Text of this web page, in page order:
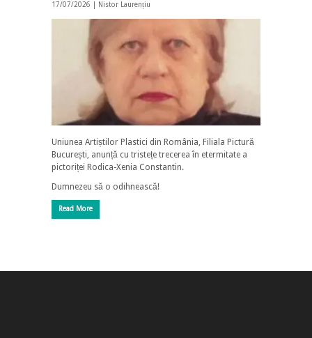
17/07/2026 | Nistor Laurențiu
Uniunea Artiștilor Plastici din România, Filiala Pictură
București, anunță cu tristețe trecerea în etermitate a
pictoriței Rodica-Xenia Constantin.
Dumnezeu să o odihnească!
Read More